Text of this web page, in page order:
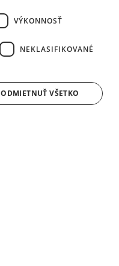
VÝKONNOSŤ
NEKLASIFIKOVANÉ
ODMIETNUŤ VŠETKO